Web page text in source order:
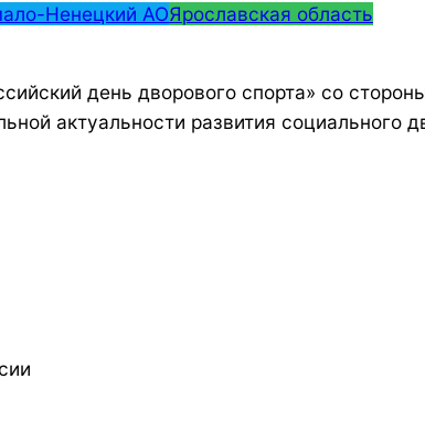
Ненецкий АОЯрославская область
день дворового спорта» со
актуальности развития социального